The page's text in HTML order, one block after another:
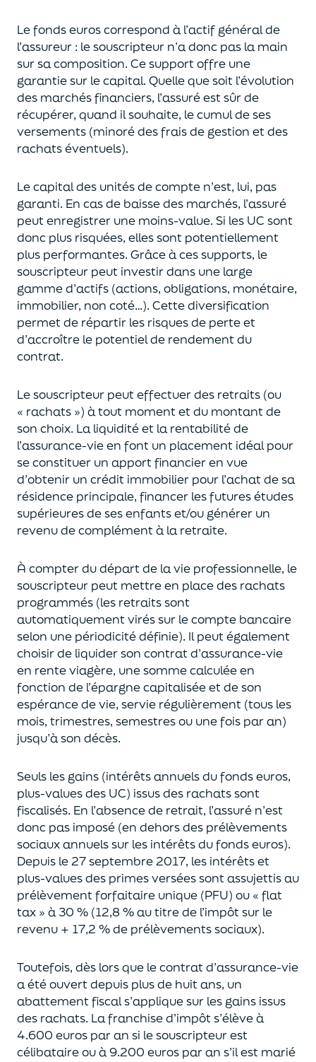
Le fonds euros correspond à l’actif général de
l’assureur : le souscripteur n’a donc pas la main
sur sa composition. Ce support offre une
garantie sur le capital. Quelle que soit l’évolution
des marchés financiers, l’assuré est sûr de
récupérer, quand il souhaite, le cumul de ses
versements (minoré des frais de gestion et des
rachats éventuels).
Le capital des unités de compte n’est, lui, pas
garanti. En casde baisse des marchés, l’assuré
peut enregistrer une moins-value. Si les UC sont
donc plus risquées, elles sont potentiellement
plus performantes. Grâce à ces supports, le
souscripteur peut investir dans une large
gamme d’actifs (actions, obligations, monétaire,
immobilier, non coté…). Cette diversification
permet de répartir les risques de perte et
d’accroître le potentielde rendement du
contrat.
Le souscripteur peut effectuer des retraits (ou
« rachats ») à tout moment et du montant de
son choix. Laliquiditéet la rentabilité de
l’assurance-vie en font un placement idéal pour
se constituer un apport financier en vue
d’obtenir un crédit immobilier pour l’achat desa
résidence principale, financer les futures études
supérieures de ses enfantset/ou générer un
revenu de complément à la retraite.
À compter du départ de la vie professionnelle, le
souscripteur peut mettre en place des rachats
programmés (les retraits sont
automatiquement virés sur le compte bancaire
selon une périodicité définie). Il peut également
choisirde liquider son contrat d’assurance-vie
en rente viagère, une somme calculée en
fonction de l’épargne capitalisée et deson
espérance de vie, servie régulièrement (tous les
mois, trimestres, semestres ou une fois par an)
jusqu’à son décès.
Seuls les gains (intérêts annuels du fonds euros,
plus-values des UC) issus des rachats sont
fiscalisés. En l’absence de retrait, l’assuré n’est
donc pas imposé (en dehors des prélèvements
sociaux annuels sur les intérêts du fonds euros).
Depuis le 27 septembre 2017, les intérêts et
plus-values des primes verséessont assujettis au
prélèvement forfaitaire unique (PFU) ou « flat
tax » à 30 % (12,8 % au titre de l’impôt sur le
revenu + 17,2 % de prélèvements sociaux).
Toutefois, dès lors que le contrat d’assurance-vie
a été ouvert depuis plus de huit ans, un
abattement fiscal s’applique sur les gains issus
des rachats. La franchise d’impôts’élève à
4.600 euros par an si le souscripteurest
célibataire ou à 9.200 euros par an s’il est marié